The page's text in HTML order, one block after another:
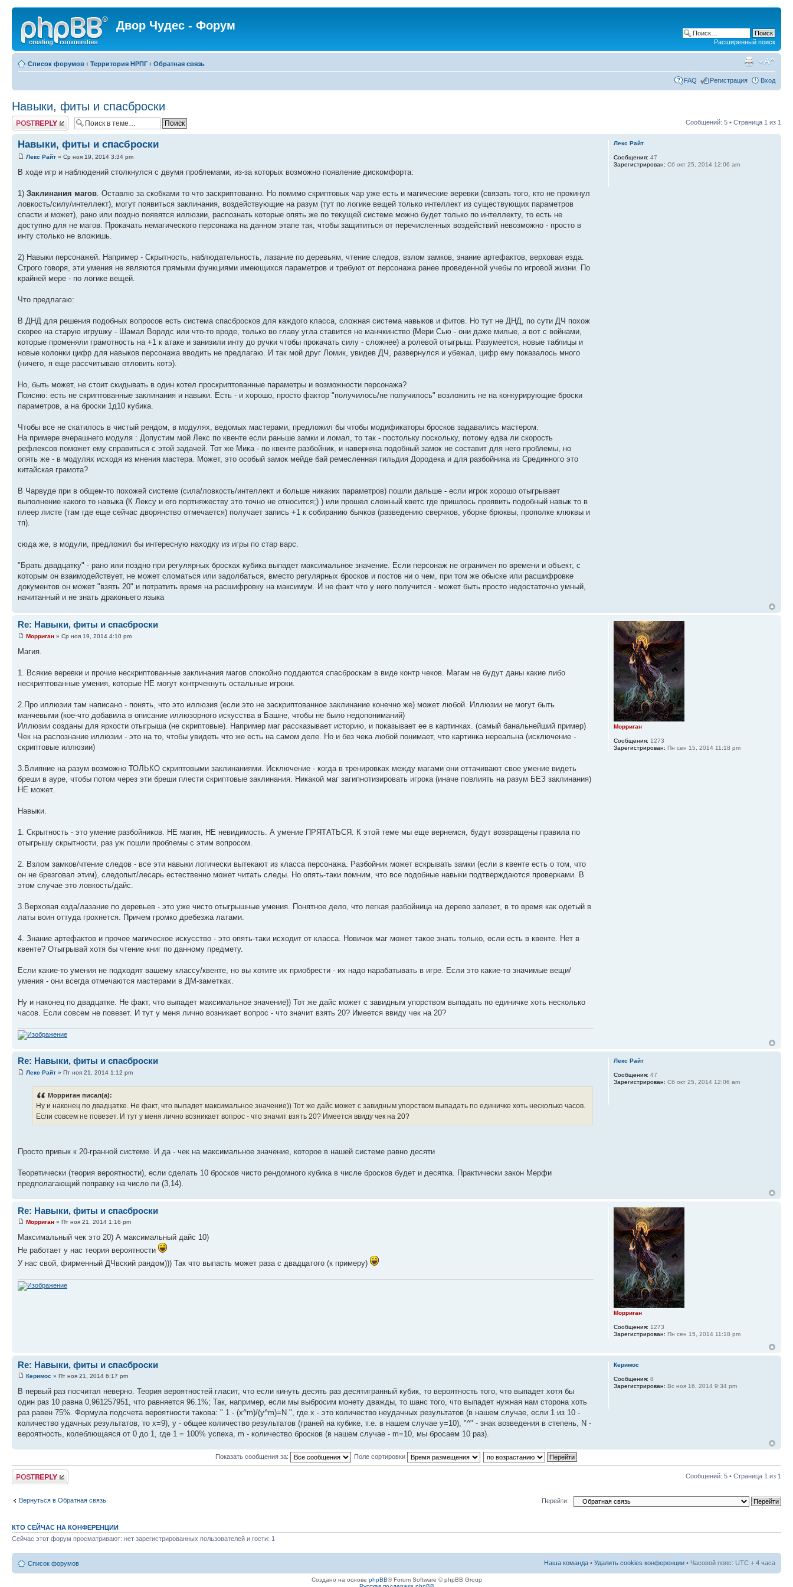
Двор Чудес - Форум
Расширенный поиск
Список форумов ‹ Территория НРПГ ‹ Обратная связь
FAQ Регистрация Вход
Навыки, фиты и спасброски
Ответить Сообщений: 5 • Страница 1 из 1
Навыки, фиты и спасброски
Лекс Райт » Ср ноя 19, 2014 3:34 pm
В ходе игр и наблюдений столкнулся с двумя проблемами, из-за которых возможно появление дискомфорта:
1) Заклинания магов. Оставлю за скобками то что заскриптованно. Но помимо скриптовых чар уже есть и магические веревки (связать того, кто не прокинул
ловкость/силу/интеллект), могут появиться заклинания, воздействующие на разум (тут по логике вещей только интеллект из существующих параметров
спасти и может), рано или поздно появятся иллюзии, распознать которые опять же по текущей системе можно будет только по интеллекту, то есть не
доступно для не магов. Прокачать немагического персонажа на данном этапе так, чтобы защититься от перечисленных воздействий невозможно - просто в
инту столько не вложишь.
2) Навыки персонажей. Например - Скрытность, наблюдательность, лазание по деревьям, чтение следов, взлом замков, знание артефактов, верховая езда.
Строго говоря, эти умения не являются прямыми функциями имеющихся параметров и требуют от персонажа ранее проведенной учебы по игровой жизни. По
крайней мере - по логике вещей.
Что предлагаю:
В ДНД для решения подобных вопросов есть система спасбросков для каждого класса, сложная система навыков и фитов. Но тут не ДНД, по сути ДЧ похож
скорее на старую игрушку - Шамал Ворлдс или что-то вроде, только во главу угла ставится не манчкинство (Мери Сью - они даже милые, а вот с войнами,
которые променяли грамотность на +1 к атаке и занизили инту до ручки чтобы прокачать силу - сложнее) а ролевой отыгрыш. Разумеется, новые таблицы и
новые колонки цифр для навыков персонажа вводить не предлагаю. И так мой друг Ломик, увидев ДЧ, развернулся и убежал, цифр ему показалось много
(ничего, я еще рассчитываю отловить котэ).
Но, быть может, не стоит скидывать в один котел проскриптованные параметры и возможности персонажа?
Поясню: есть не скриптованные заклинания и навыки. Есть - и хорошо, просто фактор "получилось/не получилось" возложить не на конкурирующие броски
параметров, а на броски 1д10 кубика.
Чтобы все не скатилось в чистый рендом, в модулях, ведомых мастерами, предложил бы чтобы модификаторы бросков задавались мастером.
На примере вчерашнего модуля : Допустим мой Лекс по квенте если раньше замки и ломал, то так - постольку поскольку, потому едва ли скорость
рефлексов поможет ему справиться с этой задачей. Тот же Мика - по квенте разбойник, и наверняка подобный замок не составит для него проблемы, но
опять же - в модулях исходя из мнения мастера. Может, это особый замок мейде бай ремесленная гильдия Дородека и для разбойника из Срединного это
китайская грамота?
В Чарвуде при в общем-то похожей системе (сила/ловкость/интеллект и больше никаких параметров) пошли дальше - если игрок хорошо отыгрывает
выполнение какого то навыка (К Лексу и его портняжеству это точно не относится;) ) или прошел сложный кветс где пришлось проявить подобный навык то в
плеер листе (там где еще сейчас дворянство отмечается) получает запись +1 к собиранию бычков (разведению сверчков, уборке брюквы, прополке клюквы и
тп).
сюда же, в модули, предложил бы интересную находку из игры по стар варс.
"Брать двадцатку" - рано или поздно при регулярных бросках кубика выпадет максимальное значение. Если персонаж не ограничен по времени и объект, с
которым он взаимодействует, не может сломаться или задолбаться, вместо регулярных бросков и постов ни о чем, при том же обыске или расшифровке
документов он может "взять 20" и потратить время на расшифровку на максимум. И не факт что у него получится - может быть просто недостаточно умный,
начитанный и не знать драконьего языка
Лекс Райт
Сообщения: 47
Зарегистрирован: Сб окт 25, 2014 12:06 am
Re: Навыки, фиты и спасброски
Морриган » Ср ноя 19, 2014 4:10 pm
Магия.
1. Всякие веревки и прочие нескриптованные заклинания магов спокойно поддаются спасброскам в виде контр чеков. Магам не будут даны какие либо
нескриптованные умения, которые НЕ могут контрчекнуть остальные игроки.
2.Про иллюзии там написано - понять, что это иллюзия (если это не заскриптованное заклинание конечно же) может любой. Иллюзии не могут быть
манчевыми (кое-что добавила в описание иллюзорного искусства в Башне, чтобы не было недопониманий)
Иллюзии созданы для яркости отыгрыша (не скриптовые). Например маг рассказывает историю, и показывает ее в картинках. (самый банальнейший пример)
Чек на распознание иллюзии - это на то, чтобы увидеть что же есть на самом деле. Но и без чека любой понимает, что картинка нереальна (исключение -
скриптовые иллюзии)
3.Влияние на разум возможно ТОЛЬКО скриптовыми заклинаниями. Исключение - когда в тренировках между магами они оттачивают свое умение видеть
бреши в ауре, чтобы потом через эти бреши плести скриптовые заклинания. Никакой маг загипнотизировать игрока (иначе повлиять на разум БЕЗ заклинания)
НЕ может.
Навыки.
1. Скрытность - это умение разбойников. НЕ магия, НЕ невидимость. А умение ПРЯТАТЬСЯ. К этой теме мы еще вернемся, будут возвращены правила по
отыгрышу скрытности, раз уж пошли проблемы с этим вопросом.
2. Взлом замков/чтение следов - все эти навыки логически вытекают из класса персонажа. Разбойник может вскрывать замки (если в квенте есть о том, что
он не брезговал этим), следопыт/лесарь естественно может читать следы. Но опять-таки помним, что все подобные навыки подтверждаются проверками. В
этом случае это ловкость/дайс.
3.Верховая езда/лазание по деревьев - это уже чисто отыгрышные умения. Понятное дело, что легкая разбойница на дерево залезет, в то время как одетый в
латы воин оттуда грохнется. Причем громко дребезжа латами.
4. Знание артефактов и прочее магическое искусство - это опять-таки исходит от класса. Новичок маг может такое знать только, если есть в квенте. Нет в
квенте? Отыгрывай хотя бы чтение книг по данному предмету.
Если какие-то умения не подходят вашему классу/квенте, но вы хотите их приобрести - их надо нарабатывать в игре. Если это какие-то значимые вещи/
умения - они всегда отмечаются мастерами в ДМ-заметках.
Ну и наконец по двадцатке. Не факт, что выпадет максимальное значение)) Тот же дайс может с завидным упорством выпадать по единичке хоть несколько
часов. Если совсем не повезет. И тут у меня лично возникает вопрос - что значит взять 20? Имеется ввиду чек на 20?
Морриган
Сообщения: 1273
Зарегистрирован: Пн сен 15, 2014 11:18 pm
Re: Навыки, фиты и спасброски
Лекс Райт » Пт ноя 21, 2014 1:12 pm
Морриган писал(а):
Ну и наконец по двадцатке. Не факт, что выпадет максимальное значение)) Тот же дайс может с завидным упорством выпадать по единичке хоть несколько часов.
Если совсем не повезет. И тут у меня лично возникает вопрос - что значит взять 20? Имеется ввиду чек на 20?
Просто привык к 20-гранной системе. И да - чек на максимальное значение, которое в нашей системе равно десяти
Теоретически (теория вероятности), если сделать 10 бросков чисто рендомного кубика в числе бросков будет и десятка. Практически закон Мерфи
предполагающий поправку на число пи (3,14).
Лекс Райт
Сообщения: 47
Зарегистрирован: Сб окт 25, 2014 12:06 am
Re: Навыки, фиты и спасброски
Морриган » Пт ноя 21, 2014 1:16 pm
Максимальный чек это 20) А максимальный дайс 10)
Не работает у нас теория вероятности
У нас свой, фирменный ДЧвский рандом))) Так что выпасть может раза с двадцатого (к примеру)
Морриган
Сообщения: 1273
Зарегистрирован: Пн сен 15, 2014 11:18 pm
Re: Навыки, фиты и спасброски
Керимос » Пт ноя 21, 2014 6:17 pm
В первый раз посчитал неверно. Теория вероятностей гласит, что если кинуть десять раз десятигранный кубик, то вероятность того, что выпадет хотя бы
один раз 10 равна 0,961257951, что равняется 96.1%; Так, например, если мы выбросим монету дважды, то шанс того, что выпадет нужная нам сторона хоть
раз равен 75%. Формула подсчета вероятности такова: " 1 - (x^m)/(y^m)=N ", где x - это количество неудачных результатов (в нашем случае, если 1 из 10 -
количество удачных результатов, то x=9), y - общее количество результатов (граней на кубике, т.е. в нашем случае y=10), "^" - знак возведения в степень, N -
вероятность, колеблющаяся от 0 до 1, где 1 = 100% успеха, m - количество бросков (в нашем случае - m=10, мы бросаем 10 раз).
Керимос
Сообщения: 8
Зарегистрирован: Вс ноя 16, 2014 9:34 pm
Показать сообщения за: Поле сортировки
Ответить Сообщений: 5 • Страница 1 из 1
Вернуться в Обратная связь Перейти:
КТО СЕЙЧАС НА КОНФЕРЕНЦИИ
Сейчас этот форум просматривают: нет зарегистрированных пользователей и гости: 1
Список форумов Наша команда • Удалить cookies конференции • Часовой пояс: UTC + 4 часа
Создано на основе phpBB® Forum Software © phpBB Group